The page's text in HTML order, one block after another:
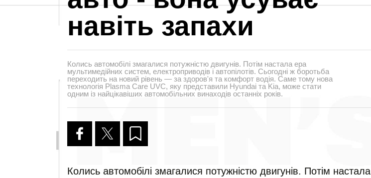
навіть запахи
Колись автомобілі змагалися потужністю двигунів. Потім настала ера
мультимедійних систем, електроприводів і автопілотів. Сьогодні ж боротьба
переходить на новий рівень — за здоров'я та комфорт водія. Саме тому нова
технологія Plasma Care UVC, яку представили Hyundai та Kia, може стати
одним із найцікавіших автомобільних винаходів останніх років.
Колись автомобілі змагалися потужністю двигунів. Потім настала